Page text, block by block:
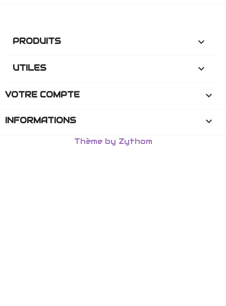
PRODUITS 
UTILES 
VOTRE COMPTE 
INFORMATIONS keyboard_arrow_down
Thème by Zythom